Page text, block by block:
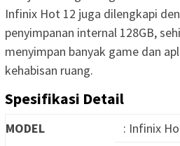
Infinix Hot 12 juga dilengkapi
penyimpanan internal 128GB,
menyimpan banyak game dan
kehabisan ruang.
Spesifikasi Detail
MODEL
: Infinix